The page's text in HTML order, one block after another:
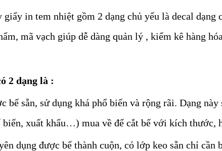
in tem nhiệt gồm 2 dạng chủ yếu là decal
mã vạch giúp dễ dàng quản lý , kiểm kê hàng
2 dạng là :
bế sẵn, sử dụng khá phổ biến và rộng rãi. Dạng
biến, xuất khẩu…) mua về để cắt bế với kích thước,
dụng được bế thành cuộn, có lớp keo sẵn chỉ cần